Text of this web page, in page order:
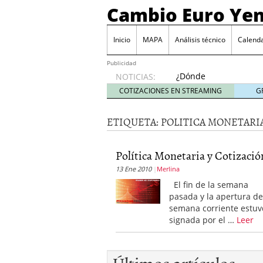
Cambio Euro
Inicio MAPA Análisis técnico
Publicidad
NOTICIAS:
¿Dónde
invertir
en
octubre
31, 2024
¿Cuál es el salario
El declive continuado
septiembre 26, 2023
El enigma del aceite de
extranjero? septiembre
COTIZACIONES EN STREAMING
ETIQUETA: POLITICA
Política Monetaria y
13 Ene 2010 Merlina
El fin de la semana
pasada y la apertura
semana corriente
signada por el … Leer